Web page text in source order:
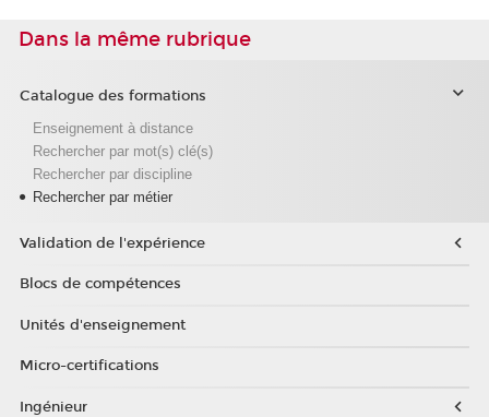
Dans la même rubrique
Catalogue des formations
Enseignement à distance
Rechercher par mot(s) clé(s)
Rechercher par discipline
Rechercher par métier
Validation de l'expérience
Blocs de compétences
Unités d'enseignement
Micro-certifications
Ingénieur